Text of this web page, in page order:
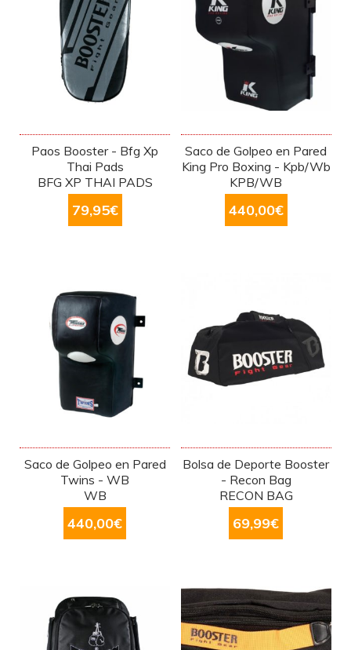
Paos Booster - Bfg Xp
Thai Pads
BFG XP THAI PADS
79,95€
Saco de Golpeo en Pared
King Pro Boxing - Kpb/Wb
KPB/WB
440,00€
Saco de Golpeo en Pared
Twins - WB
WB
440,00€
Bolsa de Deporte Booster
- Recon Bag
RECON BAG
69,99€